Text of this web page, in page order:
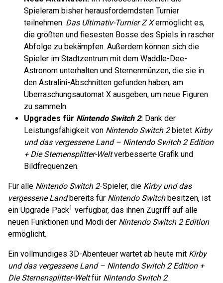
Spieleram bisher herausforderndsten Turnier
teilnehmen. Das Ultimativ-Turnier Z Xermöglicht es,
die größten und fiesesten Bosse des Spiels in rascher
Abfolge zu bekämpfen. Außerdem können sich die
Spieler im Stadtzentrum mit dem Waddle-Dee-
Astronom unterhalten und Sternenmünzen, die sie in
den Astralini-Abschnitten gefunden haben, am
Überraschungsautomat X ausgeben, um neue Figuren
zu sammeln.
Upgrades für Nintendo Switch 2: Dank der
Leistungsfähigkeit von Nintendo Switch 2bietet Kirby
und das vergessene Land – Nintendo Switch 2 Edition
+ Die Sternensplitter-Weltverbesserte Grafik und
Bildfrequenzen.
Für alle Nintendo Switch 2-Spieler, die Kirby und das
vergessene Landbereits für Nintendo Switchbesitzen, ist
ein Upgrade Pack1 verfügbar, das ihnen Zugriff auf alle
neuen Funktionen und Modi der Nintendo Switch 2 Edition
ermöglicht.
Ein vollmundiges 3D-Abenteuer wartet ab heute mit Kirby
und das vergessene Land – Nintendo Switch 2 Edition +
Die Sternensplitter-Weltfür Nintendo Switch 2.